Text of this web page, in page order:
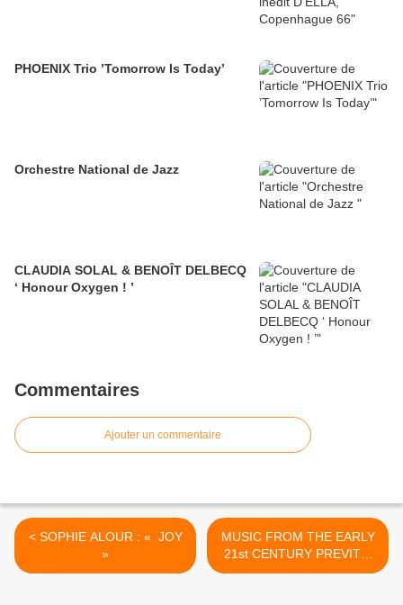
PHOENIX Trio ’Tomorrow Is Today’
Orchestre National de Jazz
CLAUDIA SOLAL & BENOÎT DELBECQ
‘ Honour Oxygen ! ’
Commentaires
Ajouter un commentaire
< SOPHIE ALOUR : « JOY
»
MUSIC FROM THE EARLY
21st CENTURY PREVITE/
SAFT/ CLINE >